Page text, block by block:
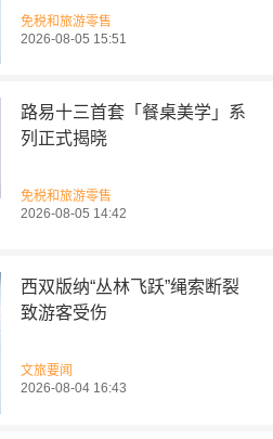
免税和旅游零售
2026-08-05 15:51
路易十三首套「餐桌美学」系
列正式揭晓
免税和旅游零售
2026-08-05 14:42
西双版纳“丛林飞跃”绳索断裂
致游客受伤
文旅要闻
2026-08-04 16:43